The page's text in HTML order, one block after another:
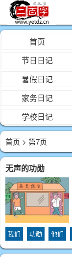
首页
节日日记
暑假日记
家务日记
学校日记
首页 > 第7页
无声的功勋
我们 功勋 他们